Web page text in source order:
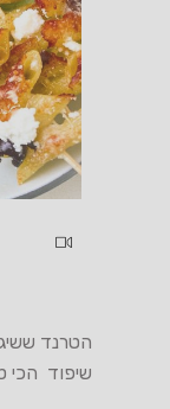
הטרנד
שיפוד הכי